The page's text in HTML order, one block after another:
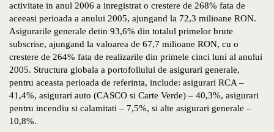
activitate in anul 2006 a inregistrat o crestere de 268% fata de
aceeasi perioada a anului 2005, ajungand la 72,3 milioane RON.
Asigurarile generale detin 93,6% din totalul primelor brute
subscrise, ajungand la valoarea de 67,7 milioane RON, cu o
crestere de 264% fata de realizarile din primele cinci luni al anului
2005. Structura globala a portofoliului de asigurari generale,
pentru aceasta perioada de referinta, include: asigurari RCA –
41,4%, asigurari auto (CASCO si Carte Verde) – 40,3%, asigurari
pentru incendiu si calamitati – 7,5%, si alte asigurari generale –
10,8%.